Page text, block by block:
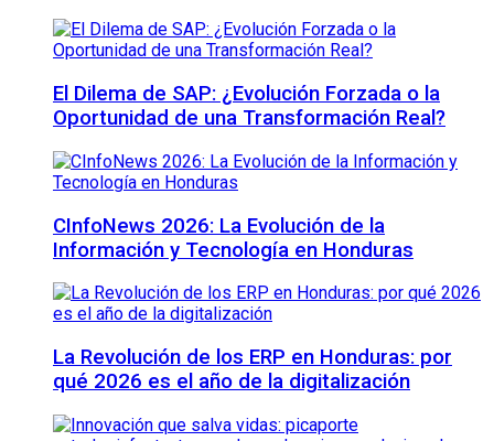
El Dilema de SAP: ¿Evolución Forzada o la
Oportunidad de una Transformación Real?
CInfoNews 2026: La Evolución de la
Información y Tecnología en Honduras
La Revolución de los ERP en Honduras: por
qué 2026 es el año de la digitalización